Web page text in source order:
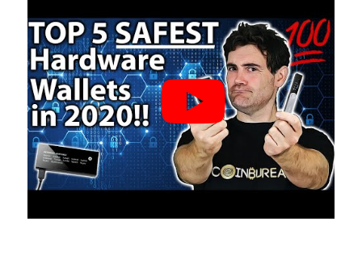
Éditions limitées
Voir tout
Comparer les signers Ledger